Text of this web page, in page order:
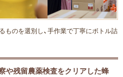
ものを選別し、手作業で丁寧にボトル詰
や残留農薬検査をクリアした蜂